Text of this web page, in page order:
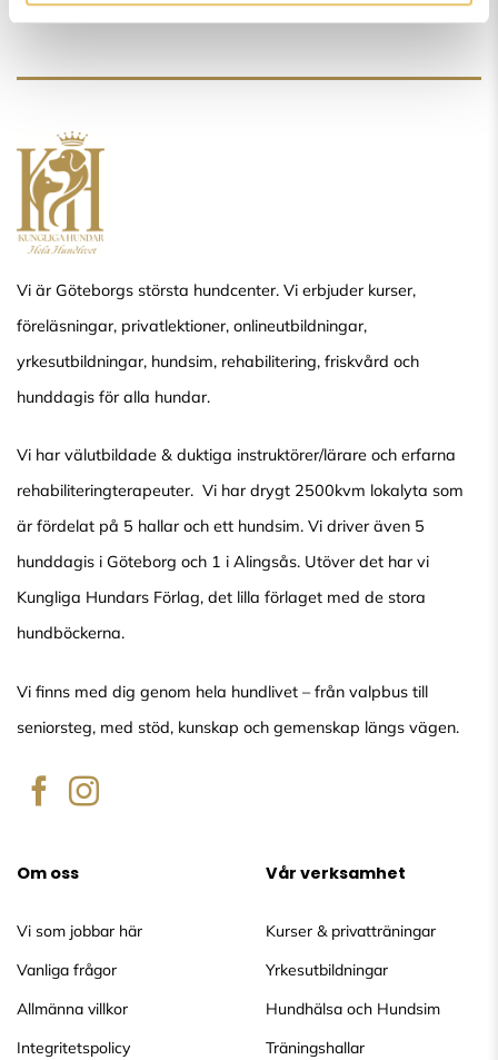
Vi är Göteborgs största hundcenter. Vi erbjuder kurser,
föreläsningar, privatlektioner, onlineutbildningar,
yrkesutbildningar, hundsim, rehabilitering, friskvård och
hunddagis för alla hundar.
Vi har välutbildade & duktiga instruktörer/lärare och erfarna
rehabiliteringterapeuter. Vi har drygt 2500kvm lokalyta som
är fördelat på 5 hallar och ett hundsim. Vi driver även 5
hunddagis i Göteborg och 1 i Alingsås. Utöver det har vi
Kungliga Hundars Förlag, det lilla förlaget med de stora
hundböckerna.
Vi finns med dig genom hela hundlivet – från valpbus till
seniorsteg, med stöd, kunskap och gemenskap längs vägen.
Om oss
Vi som jobbar här
Vanliga frågor
Allmänna villkor
Integritetspolicy
Vår verksamhet
Kurser & privatträningar
Yrkesutbildningar
Hundhälsa och Hundsim
Träningshallar